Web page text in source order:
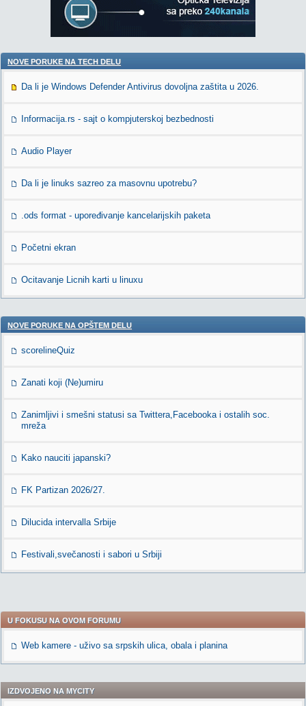
NOVE PORUKE NA TECH DELU
Da li je Windows Defender Antivirus dovoljna zaštita u 2026.
Informacija.rs - sajt o kompjuterskoj bezbednosti
Audio Player
Da li je linuks sazreo za masovnu upotrebu?
.ods format - upoređivanje kancelarijskih paketa
Početni ekran
Ocitavanje Licnih karti u linuxu
NOVE PORUKE NA OPŠTEM DELU
scorelineQuiz
Zanati koji (Ne)umiru
Zanimljivi i smešni statusi sa Twittera,Facebooka i ostalih soc.
mreža
Kako nauciti japanski?
FK Partizan 2026/27.
Dilucida intervalla Srbije
Festivali,svečanosti i sabori u Srbiji
U FOKUSU NA OVOM FORUMU
Web kamere - uživo sa srpskih ulica, obala i planina
IZDVOJENO NA MYCITY